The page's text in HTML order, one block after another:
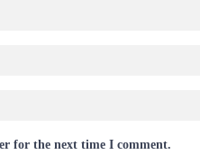
for the next time I comment.